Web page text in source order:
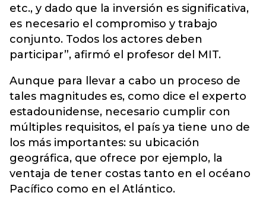
etc., y dado que la inversión es significativa,
es necesario el compromiso y trabajo
conjunto. Todos los actores deben
participar”, afirmó el profesor del MIT.
Aunque para llevar a cabo un proceso de
tales magnitudes es, como dice el experto
estadounidense, necesario cumplir con
múltiples requisitos, el país ya tiene uno de
los más importantes: su ubicación
geográfica, que ofrece por ejemplo, la
ventaja de tener costas tanto en el océano
Pacífico como en el Atlántico.